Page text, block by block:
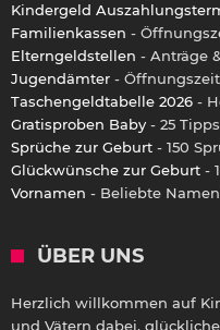
Kindergeld
Familienkassen -
Elterngeldstellen - Anträge
Jugendämter -
Taschengeldtabelle 2026 -
Gratisproben Baby - 25 Tipps
Sprüche zur Geburt - 150
Glückwünsche zur Geburt -
Vornamen - Beliebte
ÜBER UNS
Herzlich willkommen auf
und Vätern dabei,